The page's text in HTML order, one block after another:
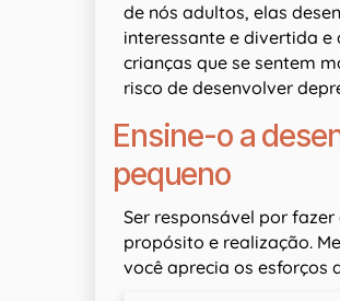
de nós adultos, elas
interessante e divertida e
crianças que se sentem
risco de desenvolver
Ensine-o a
pequeno
Ser responsável por
propósito e realização.
você aprecia os esforços